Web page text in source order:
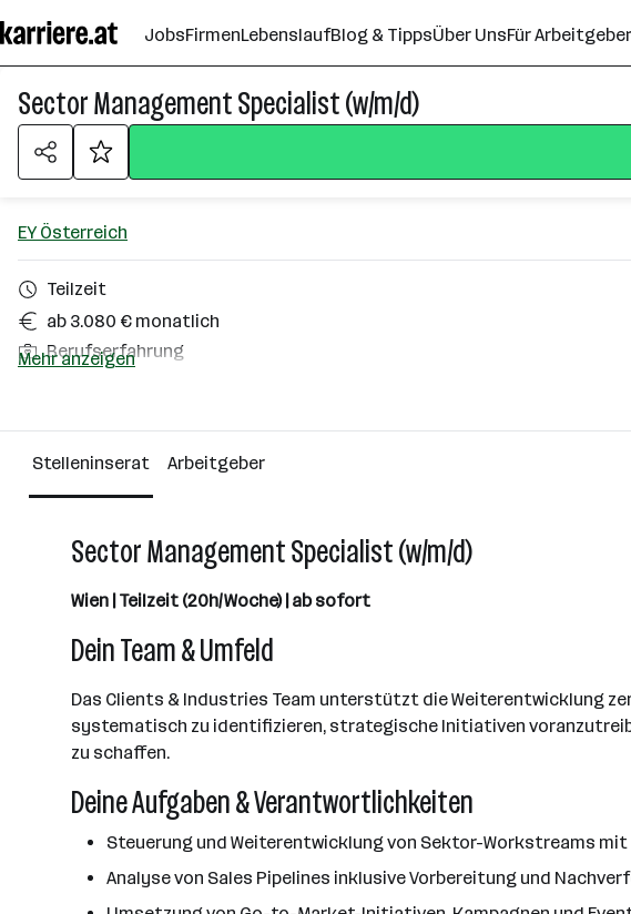
Seiteninhalt
springen
JobsFirmenLebenslaufBlog & TippsÜber UnsFür Arbeitgeber
Sector Management Specialist (w/m/d)
EY Österreich
Teilzeit
ab 3.080 € monatlich
Berufserfahrung
Wien
Mehr anzeigen
Stelleninserat Arbeitgeber
Sector Management Specialist (w/m/d)
Wien | Teilzeit (20h/Woche) | ab sofort
Dein Team & Umfeld
Das Clients & Industries Team unterstützt die Weiterentwicklung
systematisch zu identifizieren, strategische Initiativen
zu schaffen.
Deine Aufgaben & Verantwortlichkeiten
Steuerung und Weiterentwicklung von Sektor-Workstreams
Analyse von Sales Pipelines inklusive Vorbereitung und